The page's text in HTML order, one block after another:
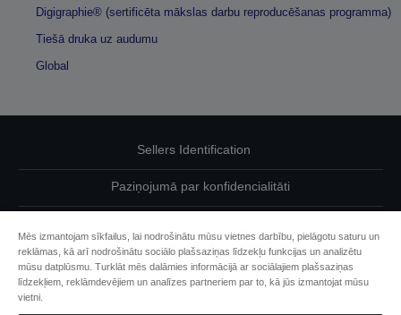
Digigraphie® (sertificēta mākslas darbu reproducēšanas programma)
Tiešā druka uz audumu
Global
Sellers Identification
Paziņojumā par konfidencialitāti
Sazinieties ar mums par saviem datiem
Mēs izmantojam sīkfailus, lai nodrošinātu mūsu vietnes darbību, pielāgotu saturu un
reklāmas, kā arī nodrošinātu sociālo plašsaziņas līdzekļu funkcijas un analizētu
mūsu datplūsmu. Turklāt mēs dalāmies informācijā ar sociālajiem plašsaziņas
līdzekļiem, reklāmdevējiem un analīzes partneriem par to, kā jūs izmantojat mūsu
vietni.